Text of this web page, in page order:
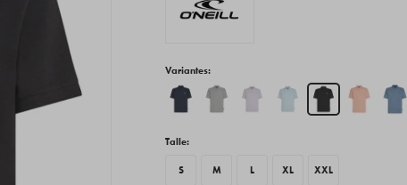
Variantes:
Talle:
S M L XL XXL